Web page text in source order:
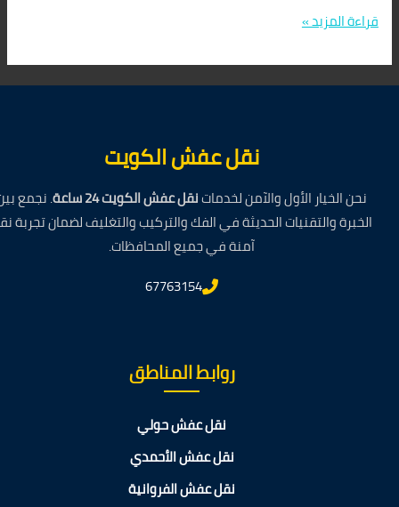
قراءة المزيد »
نقل عفش الكويت
نحن الخيار الأول والآمن لخدماتنقل عفش الكويت 24 ساعة
. نجمع
الخبرة والتقنيات الحديثة في الفك والتركيب والتغليف لضمان تجربة
آمنة في جميع المحافظات.
67763154
روابط المناطق
نقل عفش حولي
نقل عفش الأحمدي
نقل عفش الفروانية